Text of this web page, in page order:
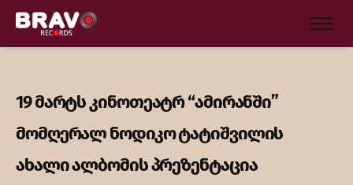
19 მარტს კინოთეატრ “ამირანში”
მომღერალ ნოდიკო ტატიშვილის
ახალი ალბომის პრეზენტაცია